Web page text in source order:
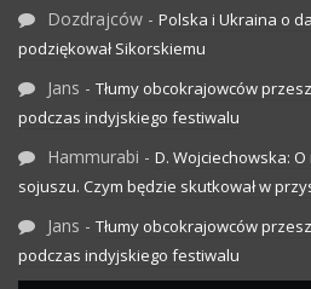
Dozdrajców - Polska i Ukraina o
podziękował Sikorskiemu
Jans - Tłumy obcokrajowców
podczas indyjskiego festiwalu
Hammurabi - D. Wojciechowska:
sojuszu. Czym będzie skutkował w
Jans - Tłumy obcokrajowców
podczas indyjskiego festiwalu